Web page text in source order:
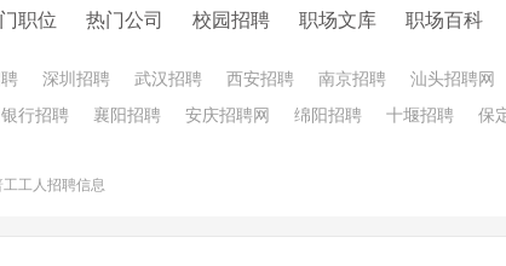
职位 热门公司 校园招聘 职场文库 职场百科
深圳招聘 武汉招聘 西安招聘 南京招聘 汕头招聘网
行招聘 襄阳招聘 安庆招聘网 绵阳招聘 十堰招聘 保
工工人招聘信息